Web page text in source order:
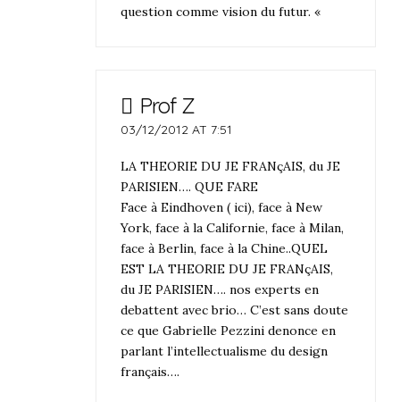
question comme vision du futur. «
Prof Z
03/12/2012 AT 7:51
LA THEORIE DU JE FRANçAIS, du JE
PARISIEN…. QUE FARE
Face à Eindhoven ( ici), face à New
York, face à la Californie, face à Milan,
face à Berlin, face à la Chine..QUEL
EST LA THEORIE DU JE FRANçAIS,
du JE PARISIEN…. nos experts en
debattent avec brio… C’est sans doute
ce que Gabrielle Pezzini denonce en
parlant l’intellectualisme du design
français….